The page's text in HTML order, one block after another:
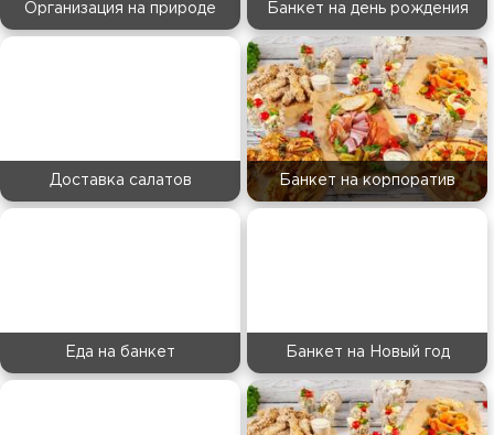
Организация на природе Банкет на день рождения
Доставка салатов Банкет на корпоратив
Еда на банкет Банкет на Новый год